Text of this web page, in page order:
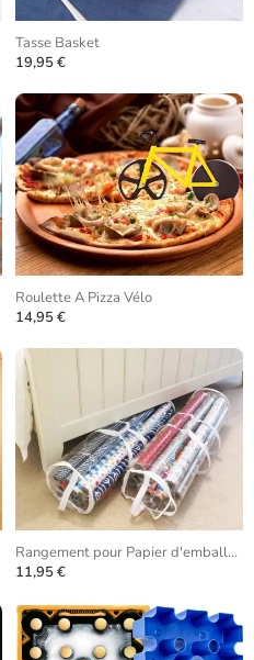
Tasse Basket
19,95 €
Roulette A Pizza Vélo
14,95 €
Rangement pour Papier d'emballage
11,95 €